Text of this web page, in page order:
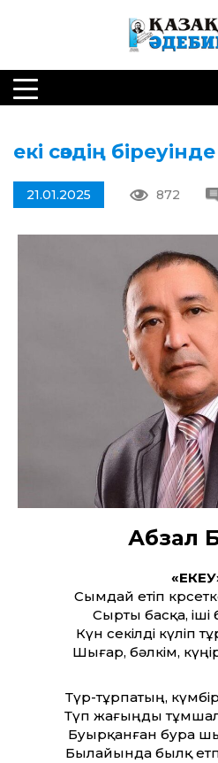
екі сөздің
21.01.2025 872
Абзал
Сымдай етіп
Сырты басқа, іші
Күн секілді күліп
Шығар, бәлкім,
Түр-тұрпатың,
Түп жағыңды
Буырқанған бура
Былайында былқ